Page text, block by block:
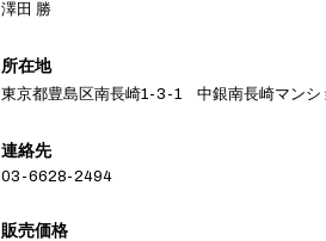
澤田 勝
所在地
東京都豊島区南長崎1-3-1 中銀南長崎マンシ
連絡先
03-6628-2494
販売価格